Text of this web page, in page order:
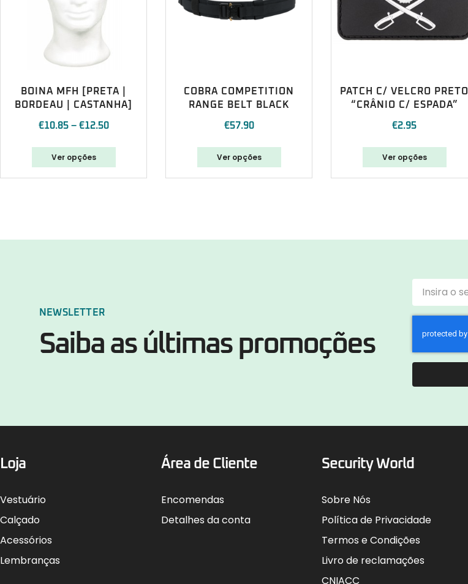
BOINA MFH [PRETA |
BORDEAU | CASTANHA]
€10.85 – €12.50
Ver opções
COBRA COMPETITION
RANGE BELT BLACK
€57.90
Ver opções
PATCH C/ VELCRO PRETO
“CRÂNIO C/ ESPADA”
€2.95
Ver opções
NEWSLETTER
Saiba as últimas promoções
Loja
Vestuário
Calçado
Acessórios
Lembranças
Área de Cliente
Encomendas
Detalhes da conta
Security World
Sobre Nós
Política de Privacidade
Termos e Condições
Livro de reclamações
CNIACC